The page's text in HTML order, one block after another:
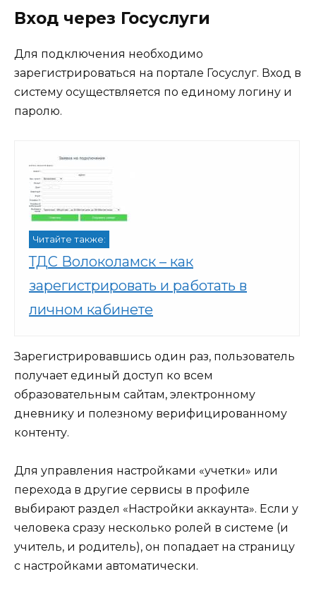
Вход через Госуслуги
Для подключения необходимо
зарегистрироваться на портале Госуслуг. Вход в
систему осуществляется по единому логину и
паролю.
Читайте также:
ТДС Волоколамск – как
зарегистрировать и работать в
личном кабинете
Зарегистрировавшись один раз, пользователь
получает единый доступ ко всем
образовательным сайтам, электронному
дневнику и полезному верифицированному
контенту.
Для управления настройками «учетки» или
перехода в другие сервисы в профиле
выбирают раздел «Настройки аккаунта». Если у
человека сразу несколько ролей в системе (и
учитель, и родитель), он попадает на страницу
с настройками автоматически.